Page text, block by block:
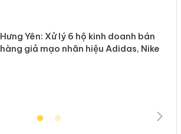
Hưng Yên: Xử lý 6 hộ kinh doanh bán
hàng giả mạo nhãn hiệu Adidas, Nike